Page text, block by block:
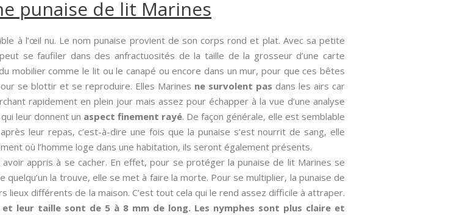
punaise de lit Marines
à l’œil nu. Le nom punaise provient de son corps rond et plat. Avec sa petite
se faufiler dans des anfractuosités de la taille de la grosseur d’une carte
mobilier comme le lit ou le canapé ou encore dans un mur, pour que ces bêtes
se blottir et se reproduire. Elles Marines ne survolent pas dans les airs car
rapidement en plein jour mais assez pour échapper à la vue d’une analyse
leur donnent un aspect finement rayé. De façon générale, elle est semblable
leur repas, c’est-à-dire une fois que la punaise s’est nourrit de sang, elle
où l’homme loge dans une habitation, ils seront également présents.
avoir appris à se cacher. En effet, pour se protéger la punaise de lit Marines se
la trouve, elle se met à faire la morte. Pour se multiplier, la punaise de
lieux différents de la maison. C’est tout cela qui le rend assez difficile à attraper.
et leur taille sont de 5 à 8 mm de long. Les nymphes sont plus claire et